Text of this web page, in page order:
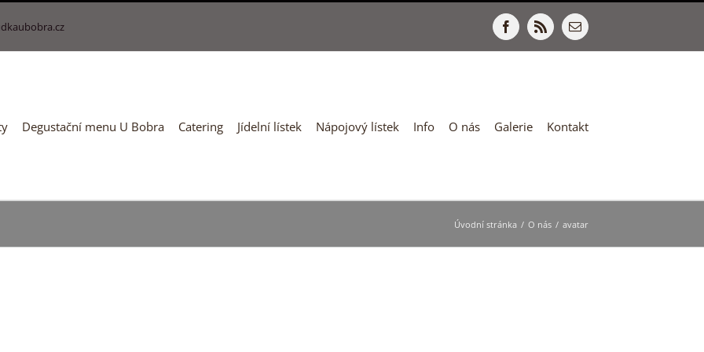
Facebook
Rss
E-
mail
Degustační menu U Bobra Catering Jídelní lístek Nápojový lístek Info O nás Galerie Kontakt
Úvodní stránka / O nás / avatar